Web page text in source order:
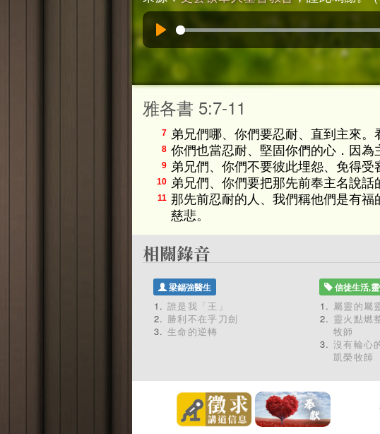
雅各書 5:7-11
7 弟兄們哪、你們要忍耐、直到主來。
8 你們也當忍耐、堅固你們的心．因為
9 弟兄們、你們不要彼此埋怨、免得受
10 弟兄們、你們要把那先前奉主名說話
11 那先前忍耐的人、我們稱他們是有
慈悲。
梁錫強醫生
誰是我「王」
勝利不在乎刀劍
生命的逆轉
信徒生活,
屬靈的屬
靈火點燃
牧師
沒有輪心
凱榮牧師